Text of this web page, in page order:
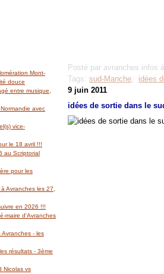
Mont-
douce
entre musique,
avec
vice-
le 18 avril !!!
au Scriptorial
pour les
Avranches les 27,
en 2026 !!!
maire d'Avranches
- les
résultats - 3ème
Nicolas vs
Posté par avranches infos
Tags: sud-Manche, idées
9 juin 2011
idées de sortie dans le